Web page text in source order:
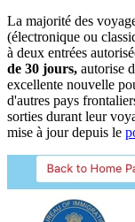
La majorité des
(électronique ou
à deux entrées
de 30 jours, autorise
excellente nouvelle
d'autres pays
sorties durant leur
mise à jour depuis le